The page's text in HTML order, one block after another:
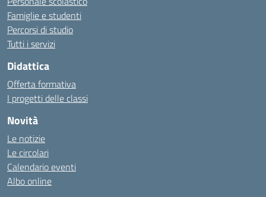
Famiglie e studenti
Percorsi di studio
Tutti i servizi
Didattica
Offerta formativa
I progetti delle classi
Novità
Le notizie
Le circolari
Calendario eventi
Albo online